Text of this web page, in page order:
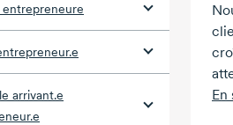
entrepreneure
arrivant.e
En